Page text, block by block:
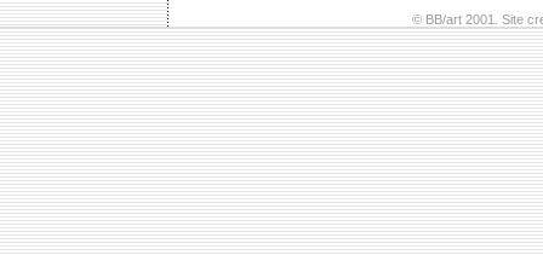
© BB/art 2001. Site